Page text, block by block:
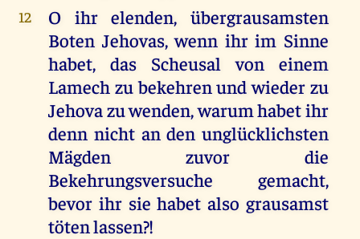
12
O ihr elenden, übergrausamsten
Boten Jehovas, wenn ihr im Sinne
habet, das Scheusal von einem
Lamech zu bekehren und wieder zu
Jehova zu wenden, warum habet ihr
denn nicht an den unglücklichsten
Mägden zuvor die
Bekehrungsversuche gemacht,
bevor ihr sie habet also grausamst
töten lassen?!